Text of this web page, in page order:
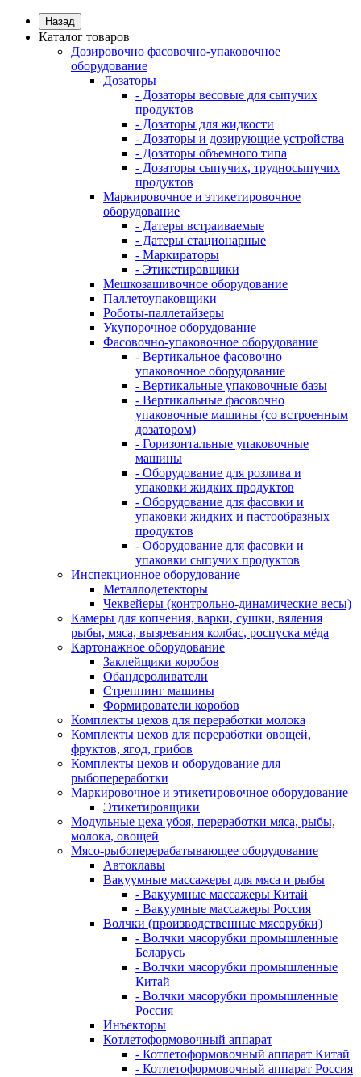
Назад
Каталог товаров
Дозировочно фасовочно-упаковочное
оборудование
Дозаторы
- Дозаторы весовые для сыпучих
продуктов
- Дозаторы для жидкости
- Дозаторы и дозирующие устройства
- Дозаторы объемного типа
- Дозаторы сыпучих, трудносыпучих
продуктов
Маркировочное и этикетировочное
оборудование
- Датеры встраиваемые
- Датеры стационарные
- Маркираторы
- Этикетировщики
Мешкозашивочное оборудование
Паллетоупаковщики
Роботы-паллетайзеры
Укупорочное оборудование
Фасовочно-упаковочное оборудование
- Вертикальное фасовочно
упаковочное оборудование
- Вертикальные упаковочные базы
- Вертикальные фасовочно
упаковочные машины (со встроенным
дозатором)
- Горизонтальные упаковочные
машины
- Оборудование для розлива и
упаковки жидких продуктов
- Оборудование для фасовки и
упаковки жидких и пастообразных
продуктов
- Оборудование для фасовки и
упаковки сыпучих продуктов
Инспекционное оборудование
Металлодетекторы
Чеквейеры (контрольно-динамические весы)
Камеры для копчения, варки, сушки, вяления
рыбы, мяса, вызревания колбас, роспуска мёда
Картонажное оборудование
Заклейщики коробов
Обандероливатели
Стреппинг машины
Формирователи коробов
Комплекты цехов для переработки молока
Комплекты цехов для переработки овощей,
фруктов, ягод, грибов
Комплекты цехов и оборудование для
рыбопереработки
Маркировочное и этикетировочное оборудование
Этикетировщики
Модульные цеха убоя, переработки мяса, рыбы,
молока, овощей
Мясо-рыбоперерабатывающее оборудование
Автоклавы
Вакуумные массажеры для мяса и рыбы
- Вакуумные массажеры Китай
- Вакуумные массажеры Россия
Волчки (производственные мясорубки)
- Волчки мясорубки промышленные
Беларусь
- Волчки мясорубки промышленные
Китай
- Волчки мясорубки промышленные
Россия
Инъекторы
Котлетоформовочный аппарат
- Котлетоформовочный аппарат Китай
- Котлетоформовочный аппарат Россия